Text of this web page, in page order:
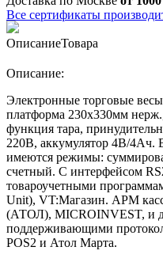
Все сертификаты
ОписаниеТовара
Описание:
Электронные торговые
платформа 230х330мм
функция тара,
220В, аккумулятор 4В/4Ач.
имеются режимы:
счетный. С интерфейсом
товароучетными
Unit), VT:Магазин. АРМ
(АТОЛ), MICROINVEST, и
поддерживающими
POS2 и Атол Марта.